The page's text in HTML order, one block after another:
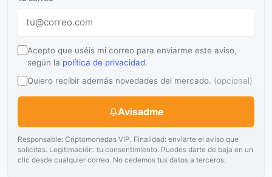
Acepto que uséis mi correo para enviarme este aviso,
según la política de privacidad.
Quiero recibir además novedades del mercado. (opcional)
Avisadme
Responsable: Criptomonedas VIP. Finalidad: enviarte el aviso que
solicitas. Legitimación: tu consentimiento. Puedes darte de baja en un
clic desde cualquier correo. No cedemos tus datos a terceros.